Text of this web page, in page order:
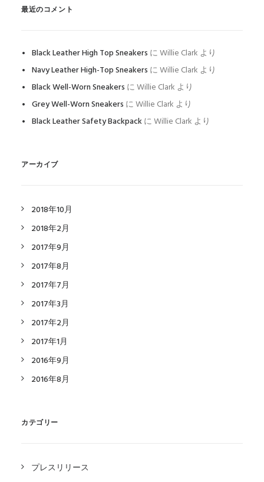
最近のコメント
Black Leather High Top Sneakers にWillie Clark より
Navy Leather High-Top Sneakers にWillie Clark より
Black Well-Worn Sneakers にWillie Clark より
Grey Well-Worn Sneakers にWillie Clark より
Black Leather Safety BackpackにWillie Clark より
アーカイブ
2018年10月
2018年2月
2017年9月
2017年8月
2017年7月
2017年3月
2017年2月
2017年1月
2016年9月
2016年8月
カテゴリー
プレスリリース